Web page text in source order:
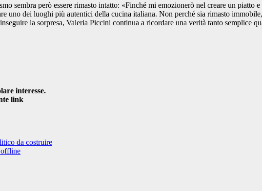
sembra però essere rimasto intatto: «Finché mi emozionerò nel creare un piatto
uno dei luoghi più autentici della cucina italiana. Non perché sia rimasto
la sorpresa, Valeria Piccini continua a ricordare una verità tanto semplice
interesse.
link
da costruire